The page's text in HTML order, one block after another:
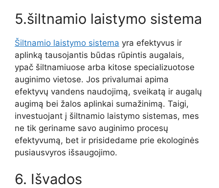
5.šiltnamio laistymo sistema
Šiltnamio laistymo sistema yra efektyvus ir
aplinką tausojantis būdas rūpintis augalais,
ypač šiltnamiuose arba kitose specializuotose
auginimo vietose. Jos privalumai apima
efektyvų vandens naudojimą, sveikatą ir augalų
augimą bei žalos aplinkai sumažinimą. Taigi,
investuojant į šiltnamio laistymo sistemas, mes
ne tik geriname savo auginimo procesų
efektyvumą, bet ir prisidedame prie ekologinės
pusiausvyros išsaugojimo.
6. Išvados